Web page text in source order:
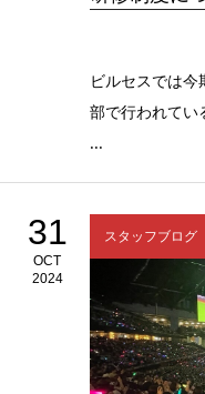
ビルセスでは
部で行われてい
...
31
OCT
2024
スタッフブログ